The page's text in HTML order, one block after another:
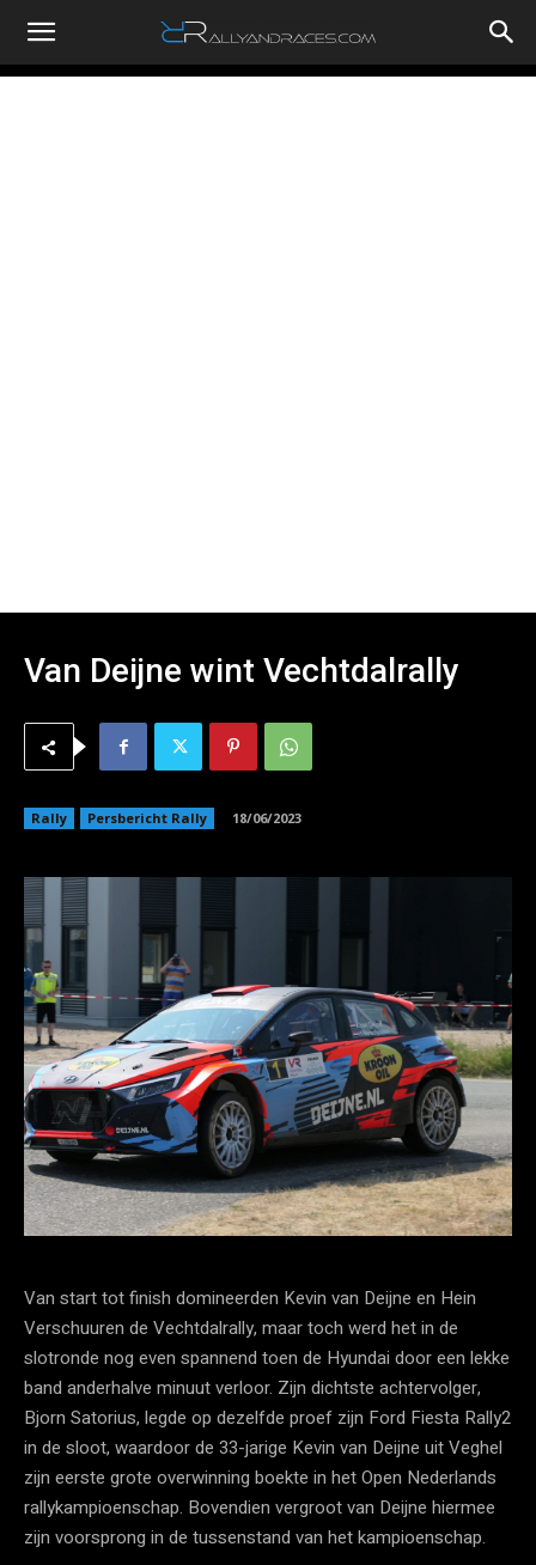
RallyandRaces.com
Van Deijne wint Vechtdalrally
Rally Persbericht Rally 18/06/2023
Van start tot finish domineerden Kevin van Deijne en Hein
Verschuuren de Vechtdalrally, maar toch werd het in de
slotronde nog even spannend toen de Hyundai door een lekke
band anderhalve minuut verloor. Zijn dichtste achtervolger,
Bjorn Satorius, legde op dezelfde proef zijn Ford Fiesta Rally2
in de sloot, waardoor de 33-jarige Kevin van Deijne uit Veghel
zijn eerste grote overwinning boekte in het Open Nederlands
rallykampioenschap. Bovendien vergroot van Deijne hiermee
zijn voorsprong in de tussenstand van het kampioenschap.